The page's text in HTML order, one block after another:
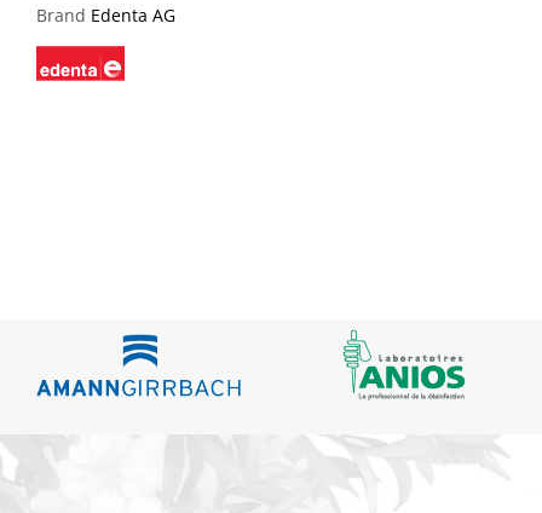
Brand Edenta AG